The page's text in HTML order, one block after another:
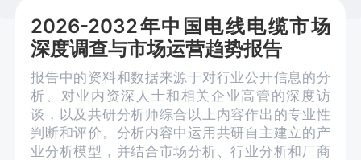
2026-2032年中国电线电缆市场
深度调查与市场运营趋势报告
报告中的资料和数据来源于对行业公开信息的分
析、对业内资深人士和相关企业高管的深度访
谈，以及共研分析师综合以上内容作出的专业性
判断和评价。分析内容中运用共研自主建立的产
业分析模型，并结合市场分析、行业分析和厂商